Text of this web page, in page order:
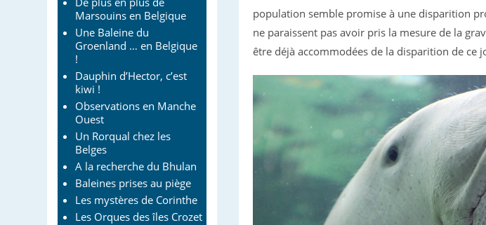
population semble promise à une disparition
ne paraissent pas avoir pris la mesure de la
être déjà accommodées de la disparition de ce
Marsouins en Belgique
Une Baleine du
Groenland … en Belgique
!
Dauphin d’Hector, c’est
kiwi !
Observations en Manche
Ouest
Un Rorqual chez les
Belges
A la recherche du Bhulan
Baleines prises au piège
Les mystères de Corinthe
Les Orques des îles Crozet